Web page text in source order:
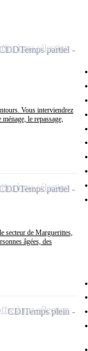
Vous interviendrez
le repassage,
Temps partiel
à ma sélection
secteur de Marguerittes,
âgées, des
Temps partiel
à ma sélection
CDITemps plein
à ma sélection